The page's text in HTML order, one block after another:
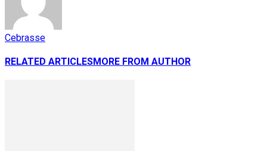
Cebrasse
RELATED ARTICLESMORE FROM AUTHOR